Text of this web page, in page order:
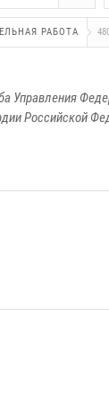
РАБОТА
Управления
Российской